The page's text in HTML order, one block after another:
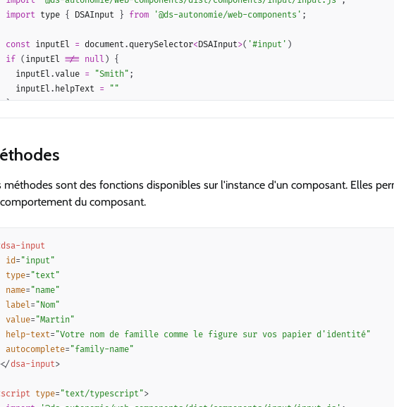
import type { DSAInput } from '@ds-autonomie/web-components' ;
const inputEl = document. querySelector<DSAInput>( '#input' )
if ( inputEl !== null ) {
inputEl
. value = "Smith" ;
inputEl
. helpText =
""
}
script>
méthodes sont des fonctions disponibles sur l'instance d'un composant. Elles
du composant.
dsa-input
id= "input"
type= "text"
name= "name"
label= "Nom"
value= "Martin"
help-text= "Votre nom de famille comme le figure sur vos papier d ' identité"
autocomplete= "family-name"
</dsa-input>
script type= "text/typescript">